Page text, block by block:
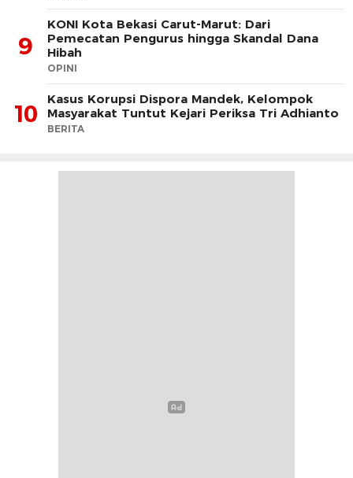
9
KONI Kota Bekasi Carut-Marut: Dari
Pemecatan Pengurus hingga Skandal Dana
Hibah
OPINI
10
Kasus Korupsi Dispora Mandek, Kelompok
Masyarakat Tuntut Kejari Periksa Tri Adhianto
BERITA